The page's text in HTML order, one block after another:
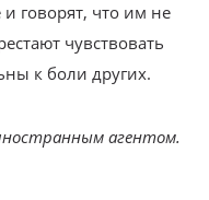
говорят, что им не
чувствовать
к боли других.
агентом.